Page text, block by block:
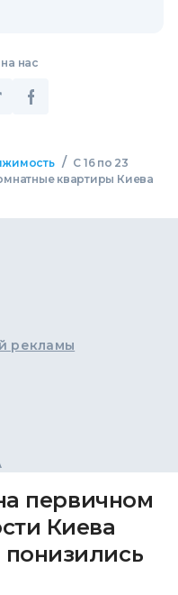
нас
/ С 16 по 23
квартиры Киева
рекламы
первичном
Киева